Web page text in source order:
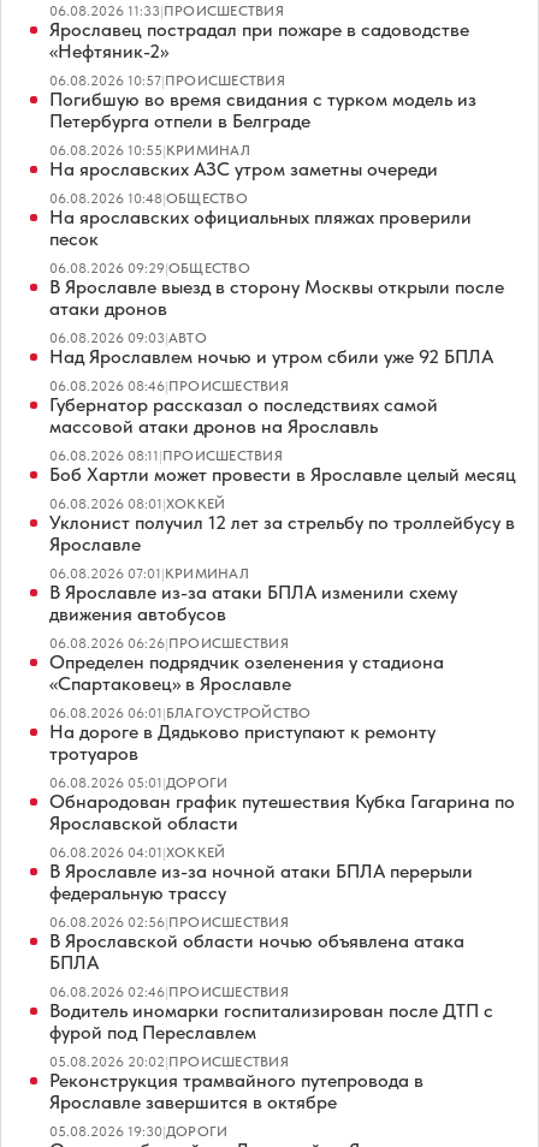
06.08.2026 11:33|ПРОИСШЕСТВИЯ
Ярославец пострадал при пожаре в садоводстве
«Нефтяник-2»
06.08.2026 10:57|ПРОИСШЕСТВИЯ
Погибшую во время свидания с турком модель из
Петербурга отпели в Белграде
06.08.2026 10:55|КРИМИНАЛ
На ярославских АЗС утром заметны очереди
06.08.2026 10:48|ОБЩЕСТВО
На ярославских официальных пляжах проверили
песок
06.08.2026 09:29|ОБЩЕСТВО
В Ярославле выезд в сторону Москвы открыли после
атаки дронов
06.08.2026 09:03|АВТО
Над Ярославлем ночью и утром сбили уже 92 БПЛА
06.08.2026 08:46|ПРОИСШЕСТВИЯ
Губернатор рассказал о последствиях самой
массовой атаки дронов на Ярославль
06.08.2026 08:11|ПРОИСШЕСТВИЯ
Боб Хартли может провести в Ярославле целый месяц
06.08.2026 08:01|ХОККЕЙ
Уклонист получил 12 лет за стрельбу по троллейбусу в
Ярославле
06.08.2026 07:01|КРИМИНАЛ
В Ярославле из-за атаки БПЛА изменили схему
движения автобусов
06.08.2026 06:26|ПРОИСШЕСТВИЯ
Определен подрядчик озеленения у стадиона
«Спартаковец» в Ярославле
06.08.2026 06:01|БЛАГОУСТРОЙСТВО
На дороге в Дядьково приступают к ремонту
тротуаров
06.08.2026 05:01|ДОРОГИ
Обнародован график путешествия Кубка Гагарина по
Ярославской области
06.08.2026 04:01|ХОККЕЙ
В Ярославле из-за ночной атаки БПЛА перерыли
федеральную трассу
06.08.2026 02:56|ПРОИСШЕСТВИЯ
В Ярославской области ночью объявлена атака
БПЛА
06.08.2026 02:46|ПРОИСШЕСТВИЯ
Водитель иномарки госпитализирован после ДТП с
фурой под Переславлем
05.08.2026 20:02|ПРОИСШЕСТВИЯ
Реконструкция трамвайного путепровода в
Ярославле завершится в октябре
05.08.2026 19:30|ДОРОГИ